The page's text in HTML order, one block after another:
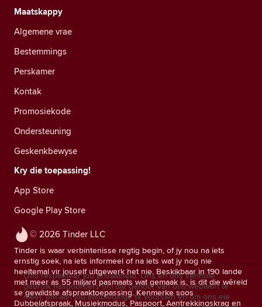
© 2026 Tinder LLC
Tinder is waar verbintenisse regtig begin, of jy nou na iets
ernstig soek, na iets informeel of na iets wat jy nog nie
heeltemal vir jouself uitgewerk het nie. Beskikbaar in 190 lande
met meer as 55 miljard pasmaats wat gemaak is, is dit die wêreld
se gewildste afspraaktoepassing. Kenmerke soos
Dubbelafspraak, Musiekmodus, Paspoort, Aantrekkingskrag en
Maatskappy
Algemene vrae
Bestemmings
Perskamer
Kontak
Promosiekode
Ondersteuning
Geskenkbewyse
Kry die toepassing!
App Store
Google Play Store
Ons respekteer jou privaatheid. Ons en ons vennote
gebruik naspoorders om die gehoor van ons webwerf te
meet, om aan jou aanbiedinge te voorsien en om ons eie